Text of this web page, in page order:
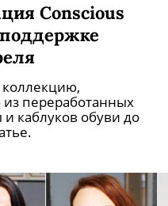
Conscious
коллекцию,
переработанных
каблуков обуви до